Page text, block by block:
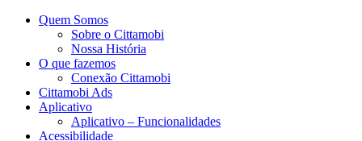
Quem Somos
Sobre o Cittamobi
Nossa História
O que fazemos
Conexão Cittamobi
Cittamobi Ads
Aplicativo
Aplicativo – Funcionalidades
Acessibilidade